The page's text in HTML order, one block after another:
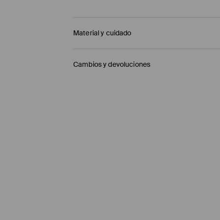
Material y cuidado
SUPERIOR
100% POLIURETANO
PLANTILLA 10% POLIURETANO, 90% POLIÉSTER
Cambios y devoluciones